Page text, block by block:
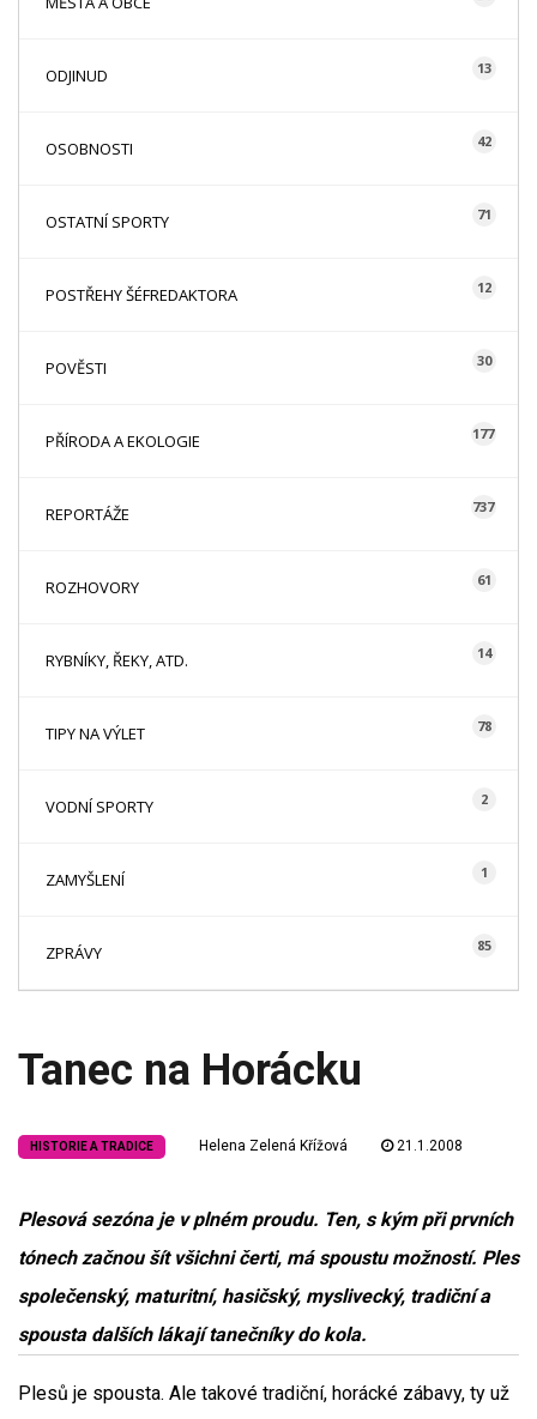
ODJINUD 13
OSOBNOSTI 42
OSTATNÍ SPORTY 71
POSTŘEHY ŠÉFREDAKTORA 12
POVĚSTI 30
PŘÍRODA A EKOLOGIE 177
REPORTÁŽE 737
ROZHOVORY 61
RYBNÍKY, ŘEKY, ATD. 14
TIPY NA VÝLET 78
VODNÍ SPORTY 2
ZAMYŠLENÍ 1
ZPRÁVY 85
Tanec na Horácku
HISTORIE A TRADICE Helena Zelená Křížová 21.1.2008
Plesová sezóna je v plném proudu. Ten, s kým při prvních
tónech začnou šít všichni čerti, má spoustu možností. Ples
společenský, maturitní, hasičský, myslivecký, tradiční a
spousta dalších lákají tanečníky do kola.
Plesů je spousta. Ale takové tradiční, horácké zábavy, ty už